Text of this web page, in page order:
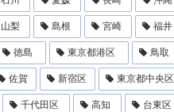
山梨 島根 宮崎 福井
徳島 東京都港区 鳥取
佐賀 新宿区 東京都中央区
千代田区 高知 台東区